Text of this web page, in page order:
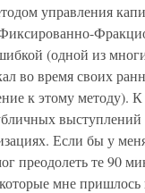
управления
(одной из
во время своих
к этому методу). К
выступлений
Если бы у
преодолеть те 90
мне пришлось